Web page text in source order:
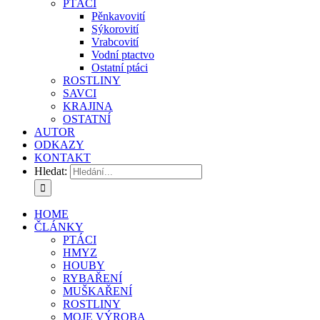
PTÁCI
Pěnkavovití
Sýkorovití
Vrabcovití
Vodní ptactvo
Ostatní ptáci
ROSTLINY
SAVCI
KRAJINA
OSTATNÍ
AUTOR
ODKAZY
KONTAKT
Hledat:
HOME
ČLÁNKY
PTÁCI
HMYZ
HOUBY
RYBAŘENÍ
MUŠKAŘENÍ
ROSTLINY
MOJE VÝROBA